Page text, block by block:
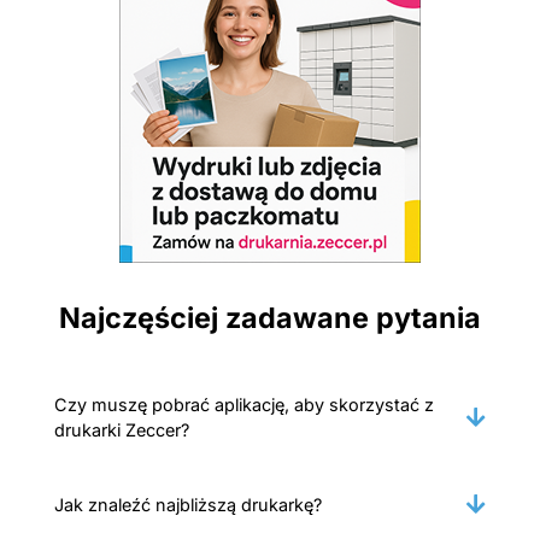
Najczęściej zadawane pytania
Czy muszę pobrać aplikację, aby skorzystać z
drukarki Zeccer?
Jak znaleźć najbliższą drukarkę?